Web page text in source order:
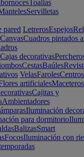
Toallas
Servilletas
pared LetrerosEspejos
CanvasCuadros pintados
Cajas decorativas
CestasBaúles
VelasFaroles
artificialesMaceteros
Cajitas y
Ambientadores
Iluminación
para dormitorio
BalizasSmart
FocosIluminación con